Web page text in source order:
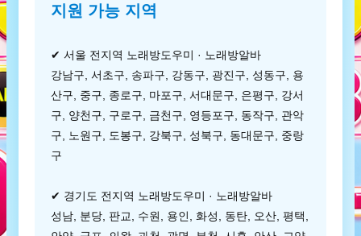
지원 가능 지역
✔ 서울 전지역 노래방도우미 · 노래방알바
강남구, 서초구, 송파구, 강동구, 광진구, 성동구, 용
산구, 중구, 종로구, 마포구, 서대문구, 은평구, 강서
구, 양천구, 구로구, 금천구, 영등포구, 동작구, 관악
구, 노원구, 도봉구, 강북구, 성북구, 동대문구, 중랑
구
✔ 경기도 전지역 노래방도우미 · 노래방알바
성남, 분당, 판교, 수원, 용인, 화성, 동탄, 오산, 평택,